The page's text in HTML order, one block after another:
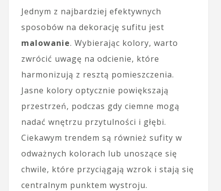
Jednym z najbardziej efektywnych
sposobów na dekorację sufitu jest
malowanie. Wybierając kolory, warto
zwrócić uwagę na odcienie, które
harmonizują z resztą pomieszczenia.
Jasne kolory optycznie powiększają
przestrzeń, podczas gdy ciemne mogą
nadać wnętrzu przytulności i głębi.
Ciekawym trendem są również sufity w
odważnych kolorach lub unoszące się
chwile, które przyciągają wzrok i stają się
centralnym punktem wystroju.